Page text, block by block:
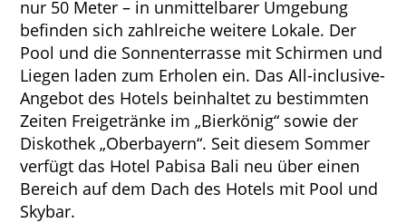
nur 50 Meter – in unmittelbarer Umgebung
befinden sich zahlreiche weitere Lokale. Der
Pool und die Sonnenterrasse mit Schirmen und
Liegen laden zum Erholen ein. Das All-inclusive-
Angebot des Hotels beinhaltet zu bestimmten
Zeiten Freigetränke im „Bierkönig“ sowie der
Diskothek „Oberbayern“. Seit diesem Sommer
verfügt das Hotel Pabisa Bali neu über einen
Bereich auf dem Dach des Hotels mit Pool und
Skybar.